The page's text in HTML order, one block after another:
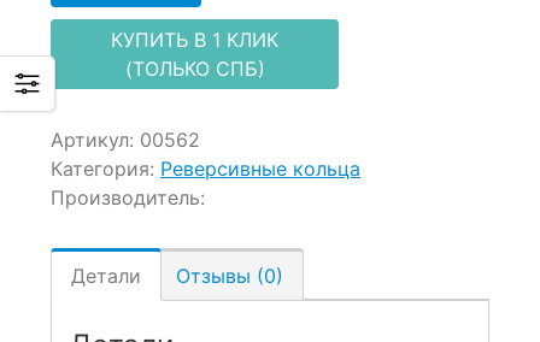
КУПИТЬ В 1 КЛИК
(ТОЛЬКО СПБ)
Артикул: 00562
Категория: Реверсивные кольца
Производитель:
Детали Отзывы (0)